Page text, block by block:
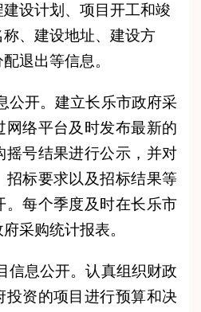
设计划、项目开工和竣
、建设地址、建设方
退出等信息。
公开。建立长乐市政府采
网络平台及时发布最新的
摇号结果进行公示，并对
招标要求以及招标结果等
。每个季度及时在长乐市
采购统计报表。
信息公开。认真组织财政
投资的项目进行预算和决